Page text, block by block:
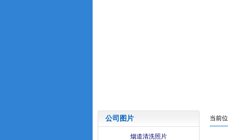
公司图片
烟道清洗照片
当前